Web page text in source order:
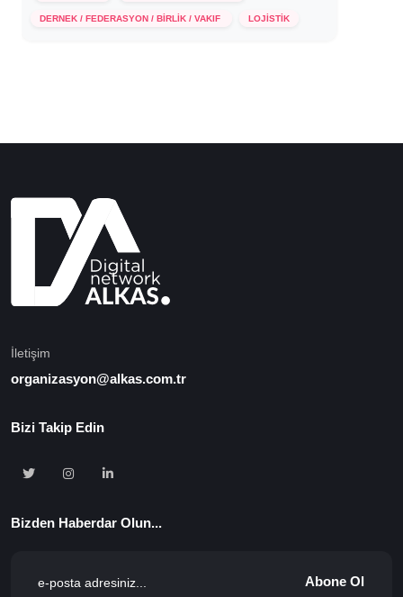
DERNEK / FEDERASYON / BİRLİK / VAKIF LOJİSTİK
İletişim
organizasyon@alkas.com.tr
Bizi Takip Edin
Bizden Haberdar Olun...
Abone Ol